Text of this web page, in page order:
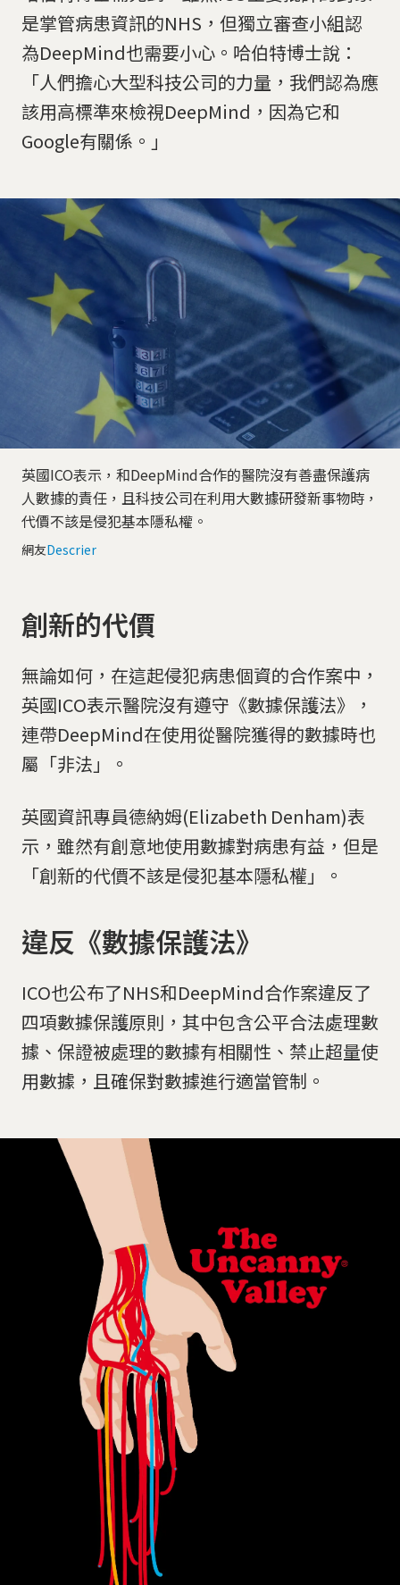
是掌管病患資訊的NHS，但獨立審查小組認
為DeepMind也需要小心。哈伯特博士說：
「人們擔心大型科技公司的力量，我們認為應
該用高標準來檢視DeepMind，因為它和
Google有關係。」
英國ICO表示，和DeepMind合作的醫院沒有善盡保護病
人數據的責任，且科技公司在利用大數據研發新事物時，
代價不該是侵犯基本隱私權。
網友Descrier
創新的代價
無論如何，在這起侵犯病患個資的合作案中，
英國ICO表示醫院沒有遵守《數據保護法》，
連帶DeepMind在使用從醫院獲得的數據時也
屬「非法」。
英國資訊專員德納姆(Elizabeth Denham)表
示，雖然有創意地使用數據對病患有益，但是
「創新的代價不該是侵犯基本隱私權」。
違反《數據保護法》
ICO也公布了NHS和DeepMind合作案違反了
四項數據保護原則，其中包含公平合法處理數
據、保證被處理的數據有相關性、禁止超量使
用數據，且確保對數據進行適當管制。